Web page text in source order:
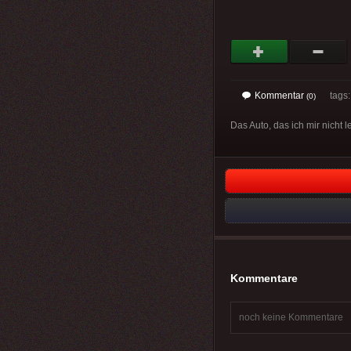
Kommentar (0)
Das Auto, das ich mir nicht
Kommentare
noch keine Kommentare